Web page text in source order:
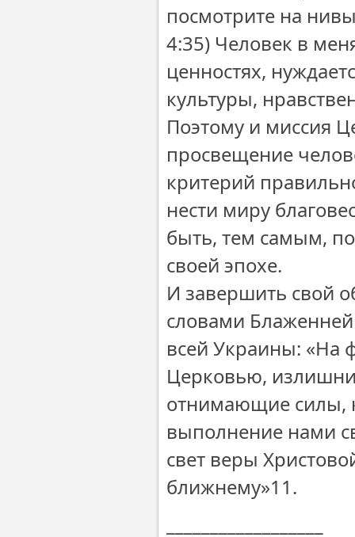
посмотрите на
4:35) Человек в
ценностях,
культуры,
Поэтому и миссия
просвещение
критерий
нести миру
быть, тем самым,
своей эпохе.
И завершить свой
словами
всей Украины: «На
Церковью,
отнимающие силы,
выполнение нами
свет веры
ближнему»11.